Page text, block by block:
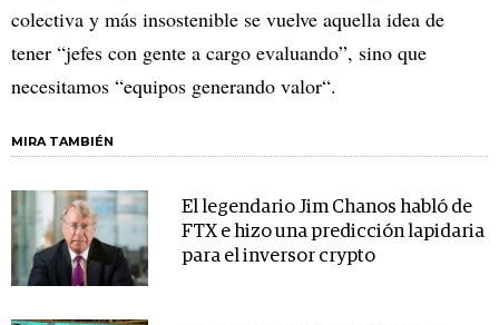
colectiva y más insostenible se vuelve aquella idea de
tener “jefes con gente a cargo evaluando”, sino que
necesitamos “equipos generando valor“.
MIRA TAMBIÉN
El legendario Jim Chanos habló de
FTX e hizo una predicción lapidaria
para el inversor crypto